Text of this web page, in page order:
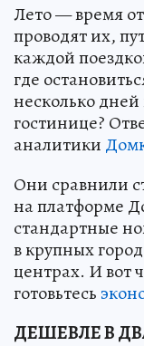
Лето — время
проводят их,
каждой
где
несколько
гостинице?
аналитики
Они сравнили
на платформе
стандартные
в крупных
центрах. И вот
готовьтесь
ДЕШЕВЛЕ В